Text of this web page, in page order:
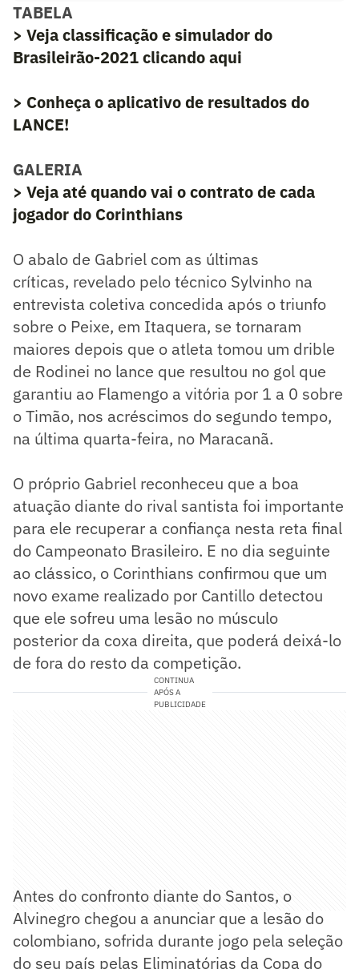
TABELA
> Veja classificação e simulador do
Brasileirão-2021 clicando aqui
> Conheça o aplicativo de resultados do
LANCE!
GALERIA
> Veja até quando vai o contrato de cada
jogador do Corinthians
O abalo de Gabriel com as últimas
críticas, revelado pelo técnico Sylvinho na
entrevista coletiva concedida após o triunfo
sobre o Peixe, em Itaquera, se tornaram
maiores depois que o atleta tomou um drible
de Rodinei no lance que resultou no gol que
garantiu ao Flamengo a vitória por 1 a 0 sobre
o Timão, nos acréscimos do segundo tempo,
na última quarta-feira, no Maracanã.
O próprio Gabriel reconheceu que a boa
atuação diante do rival santista foi importante
para ele recuperar a confiança nesta reta final
do Campeonato Brasileiro. E no dia seguinte
ao clássico, o Corinthians confirmou que um
novo exame realizado por Cantillo detectou
que ele sofreu uma lesão no músculo
posterior da coxa direita, que poderá deixá-lo
de fora do resto da competição.
CONTINUA
APÓS A
PUBLICIDADE
Antes do confronto diante do Santos, o
Alvinegro chegou a anunciar que a lesão do
colombiano, sofrida durante jogo pela seleção
do seu país pelas Eliminatórias da Copa do